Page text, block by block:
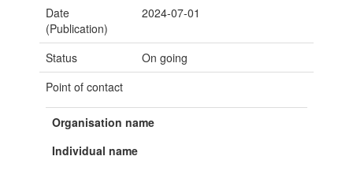
Date
(Publication)
2024-07-01
Status
On going
Point of contact
Organisation name
Individual name